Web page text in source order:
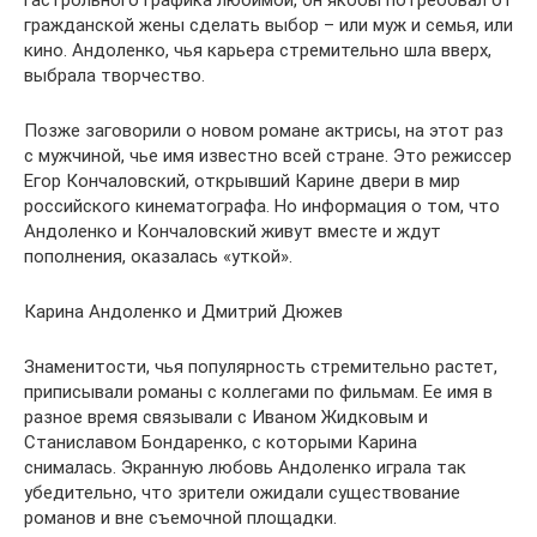
гражданской жены сделать выбор – или муж и семья, или
кино. Андоленко, чья карьера стремительно шла вверх,
выбрала творчество.
Позже заговорили о новом романе актрисы, на этот раз
с мужчиной, чье имя известно всей стране. Это режиссер
Егор Кончаловский, открывший Карине двери в мир
российского кинематографа. Но информация о том, что
Андоленко и Кончаловский живут вместе и ждут
пополнения, оказалась «уткой».
Карина Андоленко и Дмитрий Дюжев
Знаменитости, чья популярность стремительно растет,
приписывали романы с коллегами по фильмам. Ее имя в
разное время связывали с Иваном Жидковым и
Станиславом Бондаренко, с которыми Карина
снималась. Экранную любовь Андоленко играла так
убедительно, что зрители ожидали существование
романов и вне съемочной площадки.